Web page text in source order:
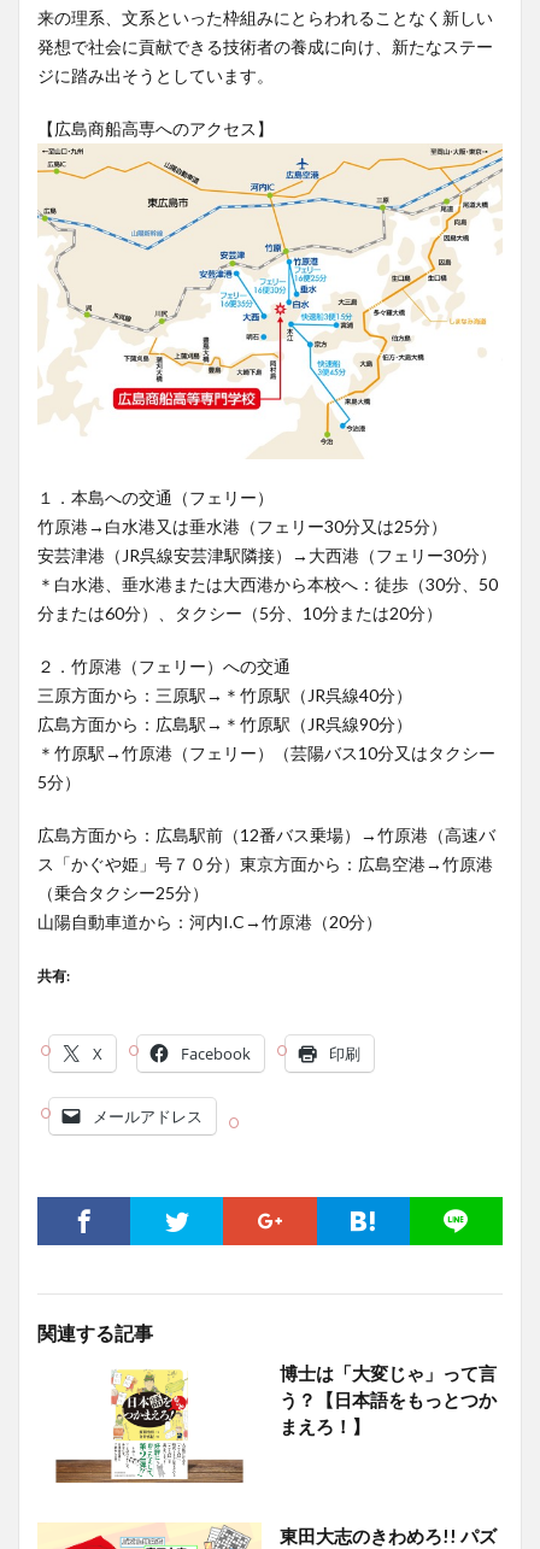
来の理系、文系といった枠組みにとらわれることなく新しい
発想で社会に貢献できる技術者の養成に向け、新たなステー
ジに踏み出そうとしています。
【広島商船高専へのアクセス】
１．本島への交通（フェリー）
竹原港→白水港又は垂水港（フェリー30分又は25分）
安芸津港（JR呉線安芸津駅隣接）→大西港（フェリー30分）
＊白水港、垂水港または大西港から本校へ：徒歩（30分、50
分または60分）、タクシー（5分、10分または20分）
２．竹原港（フェリー）への交通
三原方面から：三原駅→＊竹原駅（JR呉線40分）
広島方面から：広島駅→＊竹原駅（JR呉線90分）
＊竹原駅→竹原港（フェリー）（芸陽バス10分又はタクシー
5分）
広島方面から：広島駅前（12番バス乗場）→竹原港（高速バ
ス「かぐや姫」号７０分）東京方面から：広島空港→竹原港
（乗合タクシー25分）
山陽自動車道から：河内I.C→竹原港（20分）
共有:
X Facebook 印刷
メールアドレス
関連する記事
博士は「大変じゃ」って言
う？【日本語をもっとつか
まえろ！】
東田大志のきわめろ!! パズ